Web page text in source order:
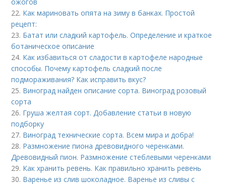
22. Как мариновать опята на зиму в банках. Простой
рецепт:
23. Батат или сладкий картофель. Определение и краткое
ботаническое описание
24. Как избавиться от сладости в картофеле народные
способы. Почему картофель сладкий после
подмораживания? Как исправить вкус?
25. Виноград найден описание сорта. Виноград розовый
сорта
26. Груша желтая сорт. Добавление статьи в новую
подборку
27. Виноград технические сорта. Всем мира и добра!
28. Размножение пиона древовидного черенками.
Древовидный пион. Размножение стеблевыми черенками
29. Как хранить ревень. Как правильно хранить ревень
30. Варенье из слив шоколадное. Варенье из сливы с